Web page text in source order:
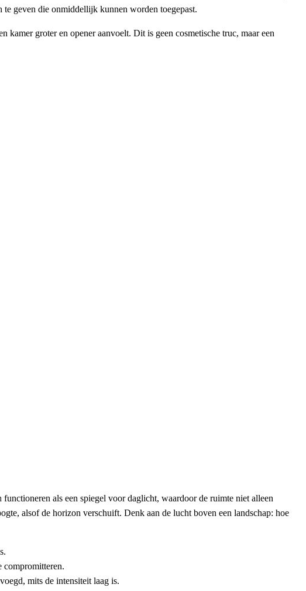
te geven die onmiddellijk kunnen worden toegepast.
groter en opener aanvoelt. Dit is geen cosmetische truc, maar een
als een spiegel voor daglicht, waardoor de ruimte niet alleen
alsof de horizon verschuift. Denk aan de lucht boven een landschap: hoe
compromitteren.
mits de intensiteit laag is.